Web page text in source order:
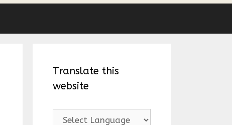
Translate this
website